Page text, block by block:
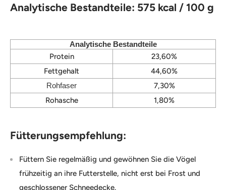
Analytische Bestandteile: 575 kcal / 100 g
Analytische Bestandteile
Protein
23,60%
Fettgehalt
44,60%
Rohfaser
7,30%
Rohasche
1,80%
Fütterungsempfehlung:
Füttern Sie regelmäßig und gewöhnen Sie die Vögel
frühzeitig an ihre Futterstelle, nicht erst bei Frost und
geschlossener Schneedecke.